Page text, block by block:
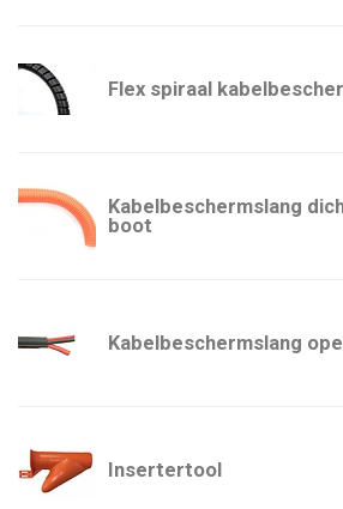
Flex spiraal
Kabelbeschermslang
boot
Kabelbeschermslang
Insertertool